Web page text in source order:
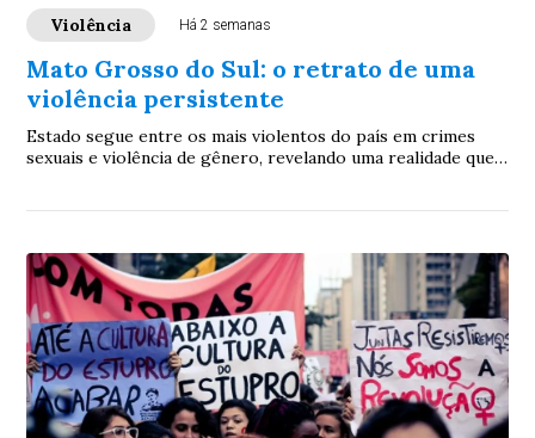
Violência Há 2 semanas
Mato Grosso do Sul: o retrato de uma
violência persistente
Estado segue entre os mais violentos do país em crimes
sexuais e violência de gênero, revelando uma realidade que